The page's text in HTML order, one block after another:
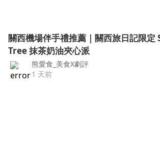
關西機場伴手禮推薦｜關西旅日記限
Tree 抹茶奶油夾心派
熊愛食_美食X劇評
1 天前